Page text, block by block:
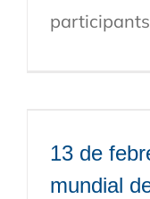
13 de
mundial